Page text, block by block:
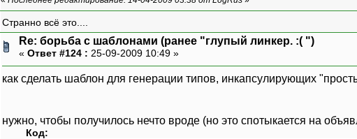
Странно всё это....
Re: борьба с шаблонами (ранее "глупый линкер. :( ")
« Ответ #124 : 25-09-2009 10:49 »
как сделать шаблон для генерации типов, инкапсулирующих
нужно, чтобы получилось нечто вроде (но это спотыкается на
Код: